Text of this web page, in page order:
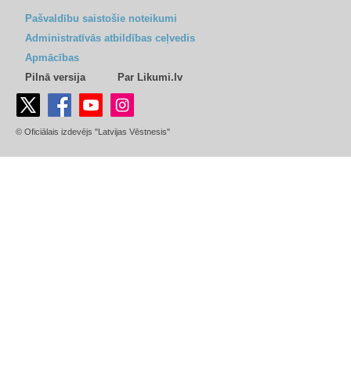
Pašvaldību saistošie noteikumi
Administratīvās atbildības ceļvedis
Apmācības
Pilnā versija
Par Likumi.lv
© Oficiālais izdevējs "Latvijas Vēstnesis"